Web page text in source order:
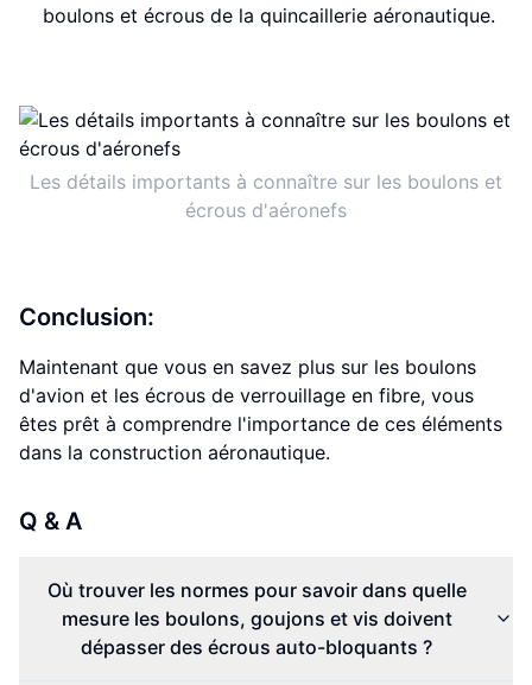
boulons et écrous de la quincaillerie aéronautique.
Les détails importants à connaître sur les boulons et
écrous d'aéronefs
Conclusion:
Maintenant que vous en savez plus sur les boulons
d'avion et les écrous de verrouillage en fibre, vous
êtes prêt à comprendre l'importance de ces éléments
dans la construction aéronautique.
Q & A
Où trouver les normes pour savoir dans quelle
mesure les boulons, goujons et vis doivent
dépasser des écrous auto-bloquants ?